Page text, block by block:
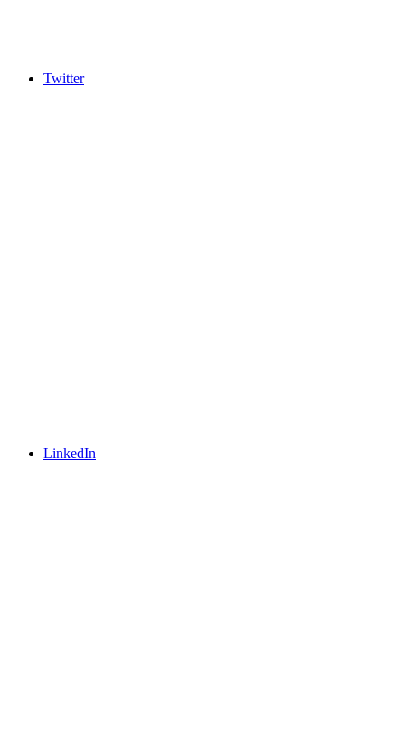
Twitter
LinkedIn